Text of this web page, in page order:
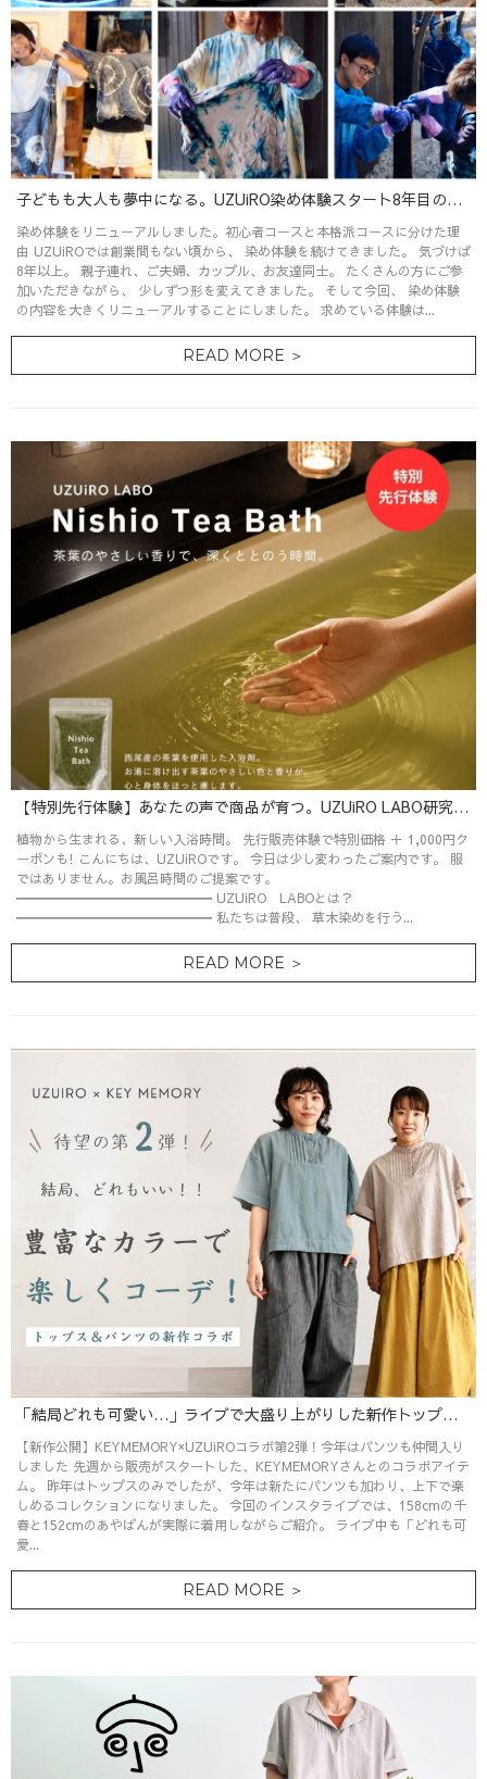
子どもも大人も夢中になる。UZUiRO染め体験スタート8年目の進化
染め体験をリニューアルしました。初心者コースと本格派コースに分けた理
由 UZUiROでは創業間もない頃から、 染め体験を続けてきました。 気づけば
8年以上。 親子連れ、ご夫婦、カップル、お友達同士。 たくさんの方にご参
加いただきながら、 少しずつ形を変えてきました。 そして今回、 染め体験
の内容を大きくリニューアルすることにしました。 求めている体験は...
READ MORE ＞
【特別先行体験】あなたの声で商品が育つ。UZUiRO LABO研究員募集です♪
植物から生まれる、新しい入浴時間。 先行販売体験で特別価格 ＋ 1,000円ク
ーポンも! こんにちは、UZUiROです。 今日は少し変わったご案内です。 服
ではありません。お風呂時間のご提案です。
━━━━━━━━━━━━━━━ UZUiRO LABOとは？
━━━━━━━━━━━━━━━ 私たちは普段、 草木染めを行う...
READ MORE ＞
「結局どれも可愛い…」ライブで大盛り上がりした新作トップス＆パンツ紹介
【新作公開】KEYMEMORY×UZUiROコラボ第2弾！今年はパンツも仲間入り
しました 先週から販売がスタートした、KEYMEMORYさんとのコラボアイテ
ム。 昨年はトップスのみでしたが、今年は新たにパンツも加わり、上下で楽
しめるコレクションになりました。 今回のインスタライブでは、158cmの千
春と152cmのあやぱんが実際に着用しながらご紹介。 ライブ中も「どれも可
愛...
READ MORE ＞